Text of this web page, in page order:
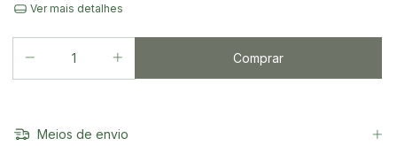
Ver mais detalhes
Meios de envio